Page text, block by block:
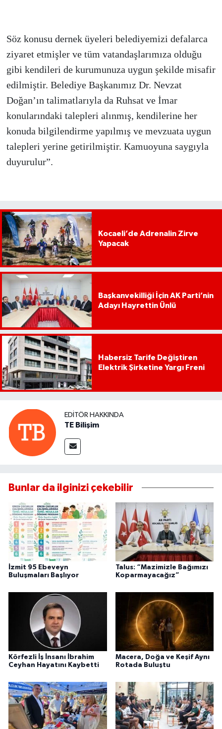
Söz konusu dernek üyeleri belediyemizi defalarca
ziyaret etmişler ve tüm vatandaşlarımıza olduğu
gibi kendileri de kurumunuza uygun şekilde misafir
edilmiştir. Belediye Başkanımız Dr. Nevzat
Doğan’ın talimatlarıyla da Ruhsat ve İmar
konularındaki talepleri alınmış, kendilerine her
konuda bilgilendirme yapılmış ve mevzuata uygun
talepleri yerine getirilmiştir. Kamuoyuna saygıyla
duyurulur”.
Kocaeli’de Adrenalin Zirve
Yapacak
Başkanvekilliği İçin AK Parti’nin
Adayı Hayrettin Ünlü
Habersiz Tarife Değiştiren
Elektrik Şirketine Yargı Freni
EDITÖR HAKKINDA
TE Bilişim
Bunlar da ilginizi çekebilir
İzmit 95 Ebeveyn
Buluşmaları Başlıyor
Talus: “Mazimizle Bağımızı
Koparmayacağız”
Körfezli İş İnsanı İbrahim
Ceyhan Hayatını Kaybetti
Macera, Doğa ve Keşif Aynı
Rotada Buluştu